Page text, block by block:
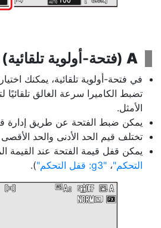
A
(فتحة-أولوية تلقائية)
في فتحة-أولوية تلقائية، يمكنك اختيار
تضبط الكاميرا سرعة الغالق
الأمثل.
يمكن ضبط الفتحة عن طريق إدارة
تختلف قيم الحد الأدنى والحد
يمكن قفل قيمة الفتحة عند القيمة
التحكم ، g3: قفل التحكم ).